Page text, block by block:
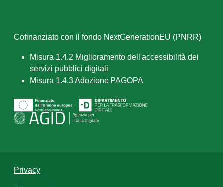
Cofinanziato con il fondo NextGenerationEU (PNRR)
Misura 1.4.2 Miglioramento dell'accessibilità dei
servizi pubblici digitali
Misura 1.4.3 Adozione PAGOPA
Privacy